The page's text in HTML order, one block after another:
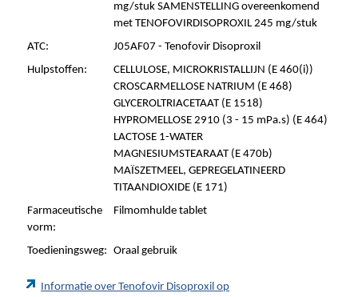
mg/stuk SAMENSTELLING overeenkomend
met TENOFOVIRDISOPROXIL 245 mg/stuk
ATC:
J05AF07 - Tenofovir Disoproxil
Hulpstoffen:
CELLULOSE, MICROKRISTALLIJN (E 460(i))
CROSCARMELLOSE NATRIUM (E 468)
GLYCEROLTRIACETAAT (E 1518)
HYPROMELLOSE 2910 (3 - 15 mPa.s) (E 464)
LACTOSE 1-WATER
MAGNESIUMSTEARAAT (E 470b)
MAÏSZETMEEL, GEPREGELATINEERD
TITAANDIOXIDE (E 171)
Farmaceutische
vorm:
Filmomhulde tablet
Toedieningsweg: Oraal gebruik
Informatie over Tenofovir Disoproxil op